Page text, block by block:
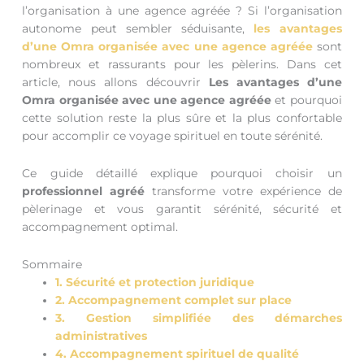
l’organisation à une agence agréée ? Si l’organisation
autonome peut sembler séduisante, les avantages
d’une Omra organisée avec une agence agrééesont
nombreux et rassurants pour les pèlerins. Dans cet
article, nous allons découvrir Les avantages d’une
Omra organisée avec une agence agrééeet pourquoi
cette solution reste la plus sûre et la plus confortable
pour accomplir ce voyage spirituel en toute sérénité.
Ce guide détaillé explique pourquoi choisir un
professionnel agréé transforme votre expérience de
pèlerinage et vous garantit sérénité, sécurité et
accompagnement optimal.
Sommaire
1. Sécurité et protection juridique
2. Accompagnement complet sur place
3. Gestion simplifiée des démarches
administratives
4. Accompagnement spirituel de qualité